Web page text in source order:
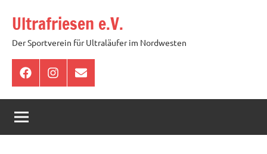
Inhalt
springen
Ultrafriesen e.V.
Der Sportverein für Ultraläufer im Nordwesten
FacebookInstagram
E-
Mail